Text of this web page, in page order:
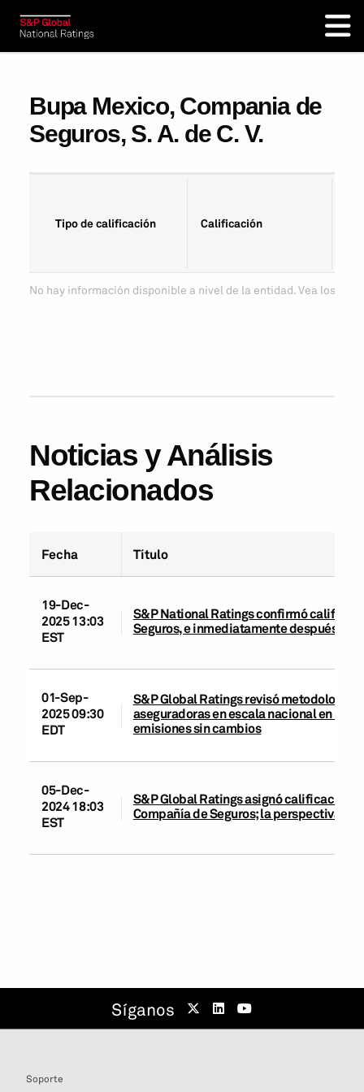
Bupa Mexico, Compania de
Seguros, S. A. de C. V.
Tipo de calificación Calificación
No hay información disponible a nivel de la entidad. Vea los
Noticias y Análisis
Relacionados
Fecha Título
19-Dec-
2025 13:03
EST
S&P National Ratings confirmó
Seguros, e inmediatamente después la
01-Sep-
2025 09:30
EDT
S&P Global Ratings revisó
aseguradoras en escala nacional en
emisiones sin cambios
05-Dec-
2024 18:03
EST
S&P Global Ratings asignó calificación
Compañía de Seguros; la perspectiva es
Síganos
Soporte